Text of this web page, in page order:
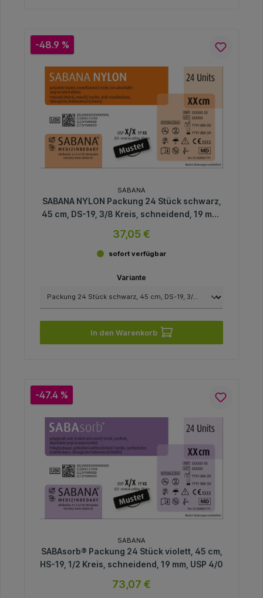
-48.9 %
SABANA
SABANA NYLON Packung 24 Stück schwarz,
45 cm, DS-19, 3/8 Kreis, schneidend, 19 mm,
37,05 €
sofort verfügbar
Variante
In den Warenkorb
-47.4 %
SABANA
SABAsorb® Packung 24 Stück violett, 45 cm,
HS-19, 1/2 Kreis, schneidend, 19 mm, USP 4/0
73,07 €